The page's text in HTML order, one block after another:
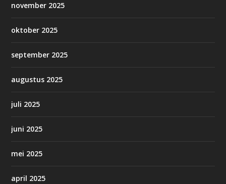
november 2025
oktober 2025
september 2025
augustus 2025
juli 2025
juni 2025
mei 2025
april 2025